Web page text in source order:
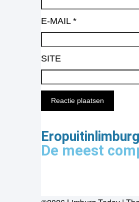
E-MAIL *
SITE
De meest